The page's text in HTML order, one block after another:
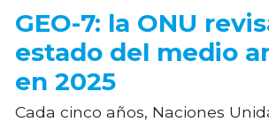
GEO-7: la ONU
estado del medio
en 2025
Cada cinco años, Naciones